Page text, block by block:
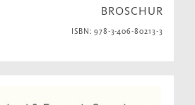
BROSCHUR
ISBN: 978-3-406-80213-3